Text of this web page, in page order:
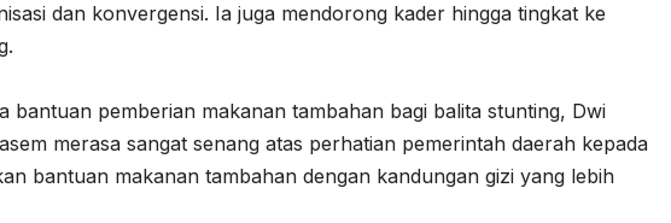
dan konvergensi. Ia juga mendorong kader hingga tingkat ke
bantuan pemberian makanan tambahan bagi balita stunting, Dwi
merasa sangat senang atas perhatian pemerintah daerah kepada
bantuan makanan tambahan dengan kandungan gizi yang lebih